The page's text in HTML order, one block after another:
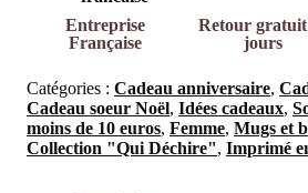
Entreprise
Française
Retour gratuit
jours
Catégories : Cadeau anniversaire,
Cadeau soeur Noël, Idées cadeaux,
moins de 10 euros, Femme, Mugs et
Collection "Qui Déchire", Imprimé